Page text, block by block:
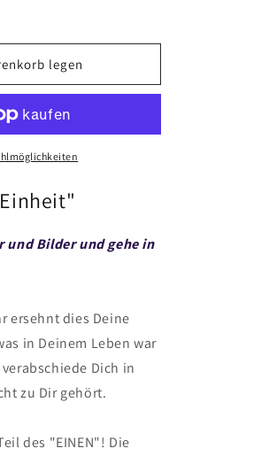
legen
und Bilder und gehe in
ersehnt dies Deine
in Deinem Leben war
Dich in
zu Dir gehört.
des "EINEN"! Die